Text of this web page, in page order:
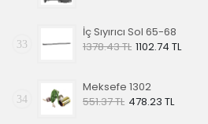
33
İç Sıyırıcı Sol 65-68
1378.43 TL 1102.74 TL
34
Meksefe 1302
551.37 TL 478.23 TL